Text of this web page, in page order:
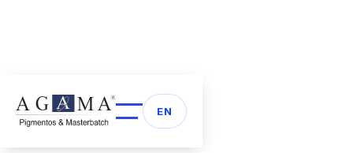
EN
arrow_back Volver a Pigmentos